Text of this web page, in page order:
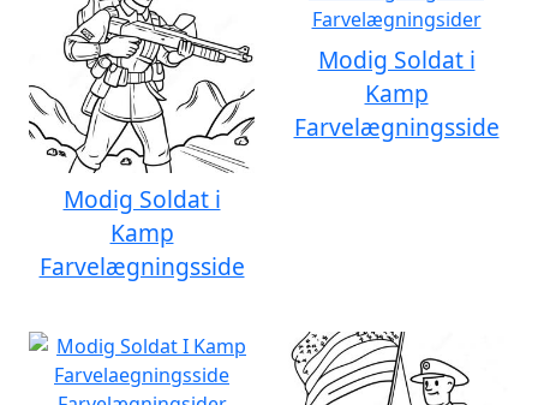
Modig Soldat i
Kamp
Farvelægningsside
Modig Soldat i
Kamp
Farvelægningsside